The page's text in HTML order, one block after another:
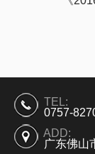
TEL:
0757-
ADD:
广东佛山